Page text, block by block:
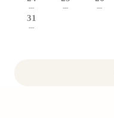
--- --- ---
31
---